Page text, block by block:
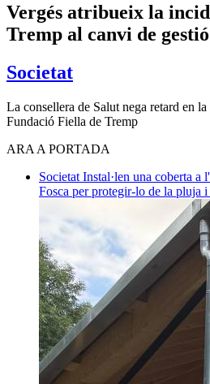
Vergés atribueix la
Tremp al canvi de
Societat
La consellera de Salut nega retard en
Fundació Fiella de Tremp
ARA A PORTADA
Societat Instal·len una coberta a
Fosca per protegir-lo de la pluja i